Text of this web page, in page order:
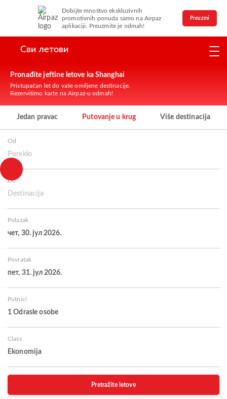
Dobijte mnoštvo ekskluzivnih
promotivnih ponuda samo na Airpaz
aplikaciji. Preuzmite je odmah!
Preuzmi
Сви летови
Pronađite jeftine letove ka Shanghai
Pristupačan let do vaše omiljene destinacije.
Rezervišimo karte na Airpaz-u odmah!
Jedan pravac Putovanje u krug Više destinacija
Od
Poreklo
Do
Destinacija
Polazak
чет, 30. јул 2026.
Povratak
пет, 31. јул 2026.
Putnici
1 Odrasle osobe
Class
Ekonomija
Pretražite letove